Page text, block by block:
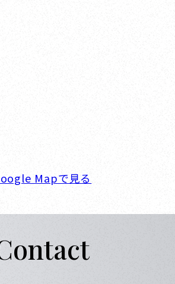
Mapで見る